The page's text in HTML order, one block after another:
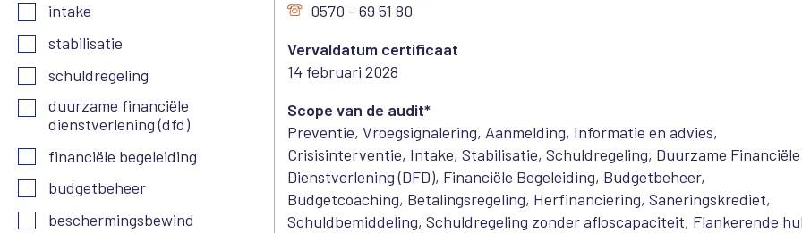
intake
stabilisatie
schuldregeling
duurzame financiële
dienstverlening (dfd)
financiële begeleiding
budgetbeheer
beschermingsbewind
0570 - 69 51 80
Vervaldatum certificaat
14 februari 2028
Scope van de audit*
Preventie, Vroegsignalering, Aanmelding, Informatie en advies,
Crisisinterventie, Intake, Stabilisatie, Schuldregeling, Duurzame Financiële
Dienstverlening (DFD), Financiële Begeleiding, Budgetbeheer,
Budgetcoaching, Betalingsregeling, Herfinanciering, Saneringskrediet,
Schuldbemiddeling, Schuldregeling zonder afloscapaciteit, Flankerende